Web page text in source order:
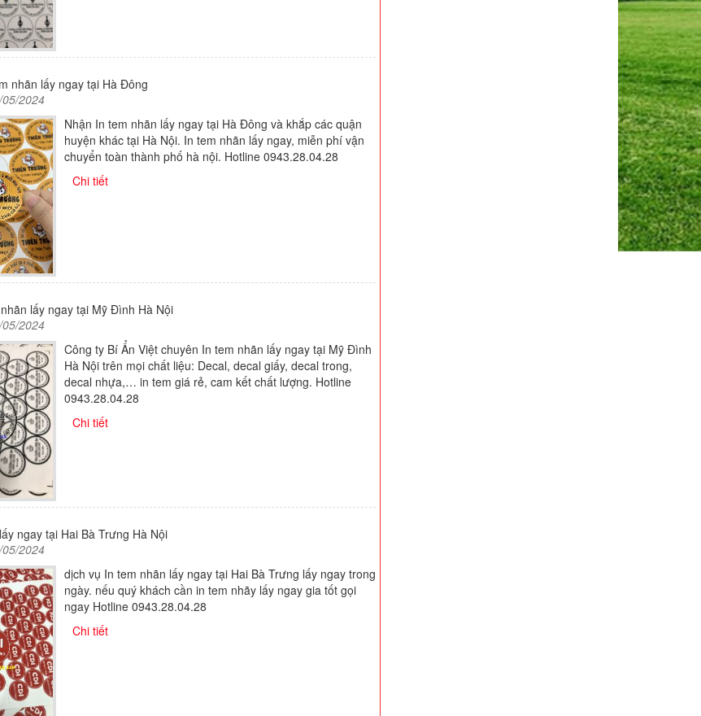
nhãn lấy ngay tại Hà Đông
2024
Nhận In tem nhãn lấy ngay tại Hà Đông và khắp các quận
huyện khác tại Hà Nội. In tem nhãn lấy ngay, miễn phí vận
chuyển toàn thành phố hà nội. Hotline 0943.28.04.28
Chi tiết
lấy ngay tại Mỹ Đình Hà Nội
2024
Công ty Bí Ẩn Việt chuyên In tem nhãn lấy ngay tại Mỹ Đình
Hà Nội trên mọi chất liệu: Decal, decal giấy, decal trong,
decal nhựa,… in tem giá rẻ, cam kết chất lượng. Hotline
0943.28.04.28
Chi tiết
ngay tại Hai Bà Trưng Hà Nội
2024
dịch vụ In tem nhãn lấy ngay tại Hai Bà Trưng lấy ngay trong
ngày. nếu quý khách cần in tem nhãy lấy ngay gia tốt gọi
ngay Hotline 0943.28.04.28
Chi tiết